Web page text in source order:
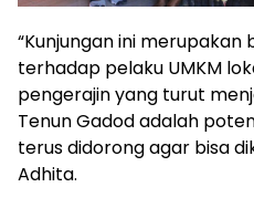
“Kunjungan ini
terhadap pelaku UMKM
pengerajin yang turut
Tenun Gadod adalah
terus didorong agar bisa
Adhita.